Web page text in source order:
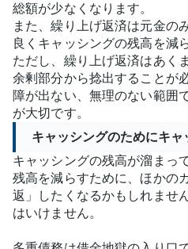
総額が少なくなります。
また、繰り上げ返済は元金の
良くキャッシングの残高を減
ただし、繰り上げ返済はあく
余剰部分から捻出することが
障が出ない、無理のない範囲
が大切です。
キャッシングのためにキャ
キャッシングの残高が溜まっ
残高を減らすために、ほかの
返」したくなるかもしれませ
はいけません。